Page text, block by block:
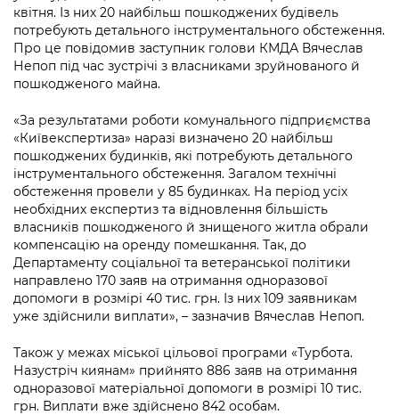
Підприємства, установи, організації
Kyiv International Relations
Річні звіти
Гендерна політика
Безбар'єрність
Київська міська військова адміністрація
Портал Захисників та Захисниць
Безбар'єрність
Міський застосунок Київ Цифровий
Важливе під час воєнного стану
Уряд» – місцевий рівень»
Важливе під час воєнного стану
Про відкриті дані
Портал даних Києва
Публічні дашборди
квітня. Із них 20 найбільш пошкоджених будівель
потребують детального інструментального обстеження.
Про це повідомив заступник голови КМДА Вячеслав
Непоп під час зустрічі з власниками зруйнованого й
пошкодженого майна.
«За результатами роботи комунального підприємства
«Київекспертиза» наразі визначено 20 найбільш
пошкоджених будинків, які потребують детального
інструментального обстеження. Загалом технічні
обстеження провели у 85 будинках. На період усіх
необхідних експертиз та відновлення більшість
власників пошкодженого й знищеного житла обрали
компенсацію на оренду помешкання. Так, до
Департаменту соціальної та ветеранської політики
направлено 170 заяв на отримання одноразової
допомоги в розмірі 40 тис. грн. Із них 109 заявникам
уже здійснили виплати», – зазначив Вячеслав Непоп.
Також у межах міської цільової програми «Турбота.
Назустріч киянам» прийнято 886 заяв на отримання
одноразової матеріальної допомоги в розмірі 10 тис.
грн. Виплати вже здійснено 842 особам.